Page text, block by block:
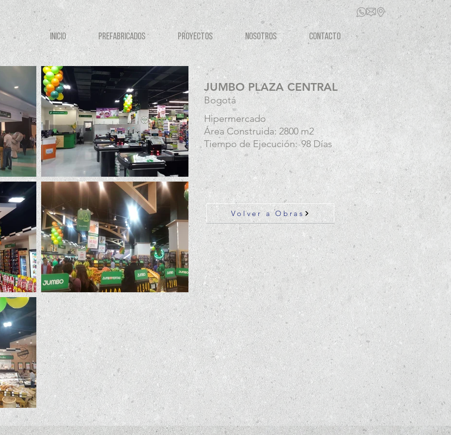
INICIO PREFABRICADOS PROYECTOS NOSOTROS CONTACTO
JUMBO PLAZA CENTRAL
Bogotá
Hipermercado
Área Construida: 2800 m2
Tiempo de Ejecución: 98 Días
Volver a Obras